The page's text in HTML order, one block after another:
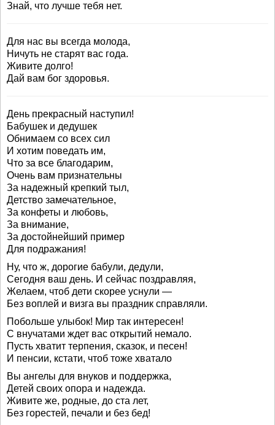
Знай, что лучше тебя нет.
Для нас вы всегда молода,
Ничуть не старят вас года.
Живите долго!
Дай вам бог здоровья.
День прекрасный наступил!
Бабушек и дедушек
Обнимаем со всех сил
И хотим поведать им,
Что за все благодарим,
Очень вам признательны
За надежный крепкий тыл,
Детство замечательное,
За конфеты и любовь,
За внимание,
За достойнейший пример
Для подражания!
Ну, что ж, дорогие бабули, дедули,
Сегодня ваш день. И сейчас поздравляя,
Желаем, чтоб дети скорее уснули —
Без воплей и визга вы праздник справляли.
Побольше улыбок! Мир так интересен!
С внучатами ждет вас открытий немало.
Пусть хватит терпения, сказок, и песен!
И пенсии, кстати, чтоб тоже хватало
Вы ангелы для внуков и поддержка,
Детей своих опора и надежда.
Живите же, родные, до ста лет,
Без горестей, печали и без бед!